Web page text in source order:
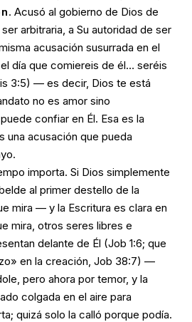
. Acusó al gobierno de Dios de
arbitraria, a Su autoridad de ser
acusación susurrada en el
día que comiereis de él… seréis
3:5) — es decir, Dios te está
no es amor sino
confiar en Él. Esa es la
una acusación que pueda
importa. Si Dios simplemente
al primer destello de la
mira — y la Escritura es clara en
mira, otros seres libres e
delante de Él (Job 1:6; que
en la creación, Job 38:7) —
pero ahora por temor, y la
colgada en el aire para
quizá solo la calló porque podía.